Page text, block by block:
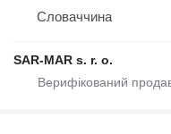
Словаччина
SAR-MAR s. r. o.